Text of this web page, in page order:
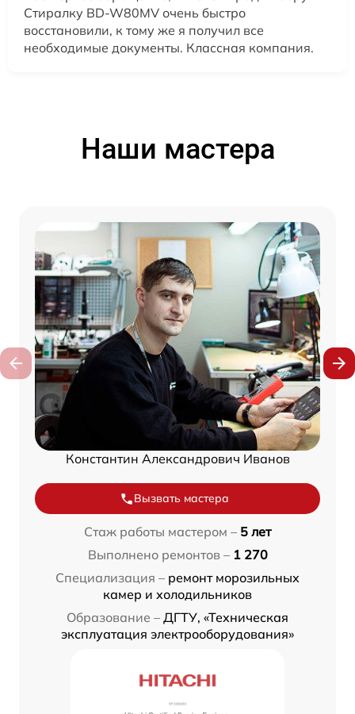
Стиралку BD-W80MV очень быстро
восстановили, к тому же я получил все
необходимые документы. Классная компания.
Наши мастера
Константин Александрович Иванов
Вызвать мастера
Стаж работы мастером – 5 лет
Выполнено ремонтов – 1 270
Специализация – ремонт морозильных
камер и холодильников
Образование – ДГТУ, «Техническая
эксплуатация электрооборудования»